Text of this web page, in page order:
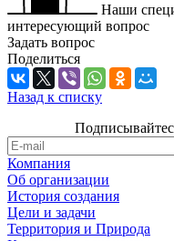
Наши
интересующий вопрос
Задать вопрос
Поделиться
Назад к списку
Компания
Об организации
История создания
Цели и задачи
Территория и Природа